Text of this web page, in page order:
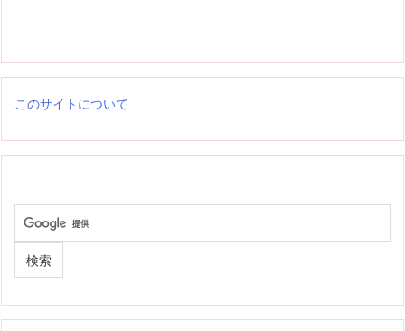
このサイトについて